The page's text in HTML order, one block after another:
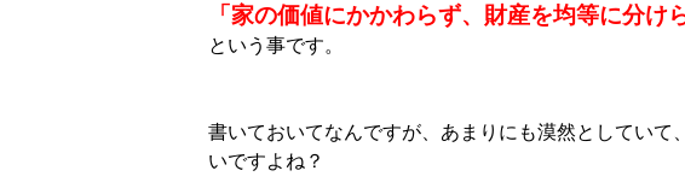
「家の価値にかかわらず、財産を均等に分け
という事です。
書いておいてなんですが、あまりにも漠然としていて
いですよね？